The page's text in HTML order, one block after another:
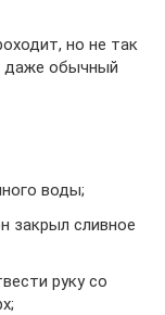
но не так
даже обычный
воды;
закрыл сливное
руку со